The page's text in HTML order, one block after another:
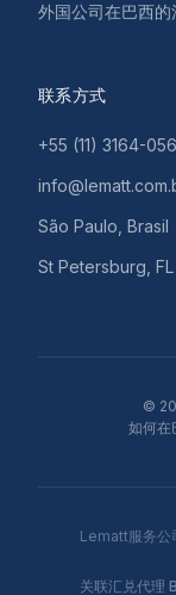
外国公司在巴西的
联系方式
+55 (11) 3164-
São Paulo, Brasil
St Petersburg,
©
如何在
Lematt服务公
关联汇兑代理